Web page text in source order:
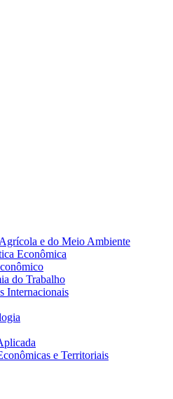
e do Meio Ambiente
Econômica
do Trabalho
Internacionais
e Territoriais